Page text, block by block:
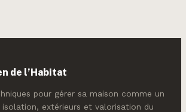
de l’Habitat
pour gérer sa maison comme un
extérieurs et valorisation du